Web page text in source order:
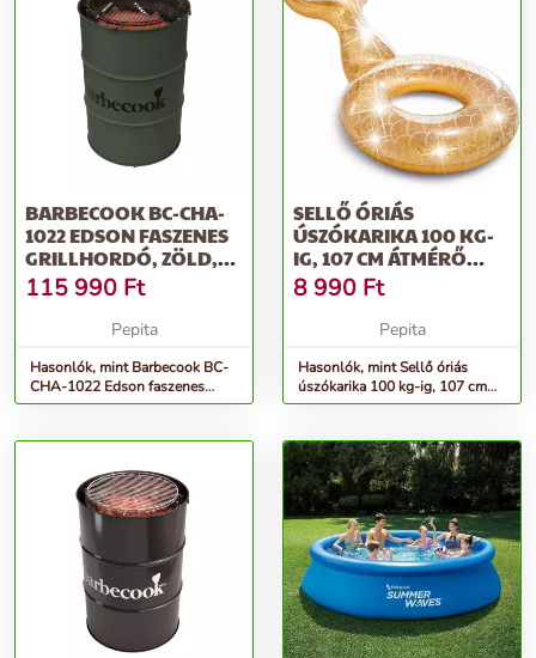
BARBECOOK BC-CHA-
1022 EDSON FASZENES
GRILLHORDÓ, ZÖLD,
47,5CM ÁTMÉRŐ
115 990 Ft
Pepita
Hasonlók, mint Barbecook BC-
CHA-1022 Edson faszenes
grillhordó, zöld, 47,5cm átmérő
SELLŐ ÓRIÁS
ÚSZÓKARIKA 100 KG-
IG, 107 CM ÁTMÉRŐ
FELFÚJHATÓ,
CSILLÁMOS
8 990 Ft
Pepita
Hasonlók, mint Sellő óriás
úszókarika 100 kg-ig, 107 cm
átmérő felfújható, csillámos